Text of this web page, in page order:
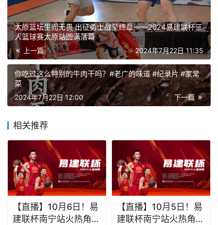
太原篮坛生而无畏 出征勇士战至终章——2024易建联杯三
人篮球赛太原站圆满落幕
上一篇 2024年7月22日 11:35
你吃过这么特别的牛肉干吗？#老广的味道 #纪录片 #家常
菜
下一篇
2024年7月22日 12:00
相关推荐
【直播】10月6日！易
建联杯南宁站火热角逐
【直播】10月5日！易
建联杯南宁站火热角逐